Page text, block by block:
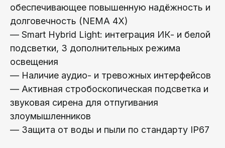
обеспечивающее повышенную надёжность и
долговечность (NEMA 4X)
— Smart Hybrid Light: интеграция ИК- и белой
подсветки, 3 дополнительных режима
освещения
— Наличие аудио- и тревожных интерфейсов
— Активная стробоскопическая подсветка и
звуковая сирена для отпугивания
злоумышленников
— Защита от воды и пыли по стандарту IP67